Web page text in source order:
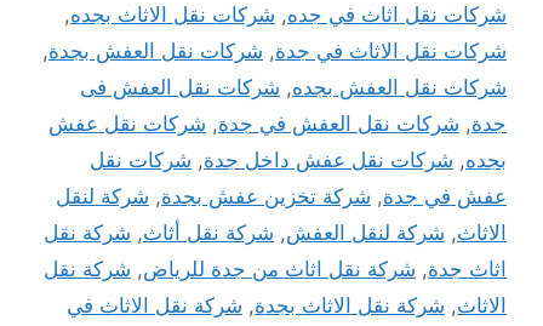
شركات نقل اثاث في جده, شركات نقل الاثاث بجده,
شركات نقل الاثاث في جدة, شركات نقل العفش بجدة,
شركات نقل العفش بجده, شركات نقل العفش فى
جدة, شركات نقل العفش في جدة, شركات نقل عفش
بجده, شركات نقل عفش داخل جدة, شركات نقل
عفش في جدة, شركة تخزين عفش بجدة, شركة لنقل
الاثاث, شركة لنقل العفش, شركة نقل أثاث, شركة نقل
اثاث جدة, شركة نقل اثاث من جدة للرياض, شركة نقل
الاثاث, شركة نقل الاثاث بجدة, شركة نقل الاثاث في